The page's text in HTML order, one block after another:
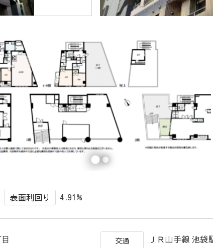
表面利回り 4.91%
目 交通 ＪＲ山手線 池袋